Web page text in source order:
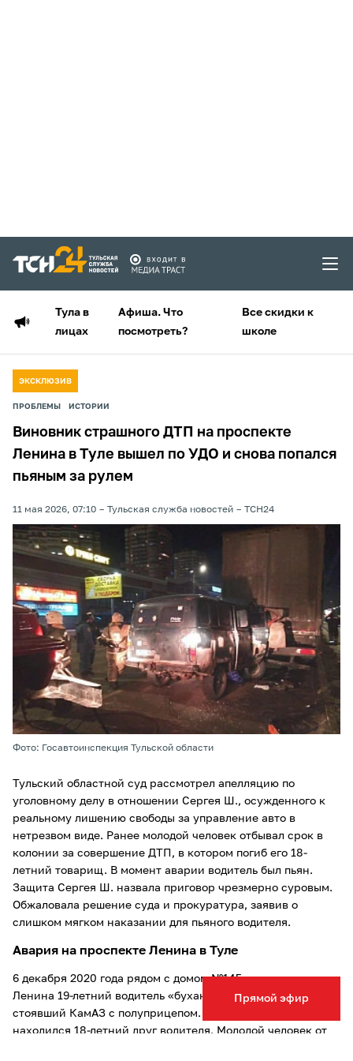
Тула в
лицах
Афиша. Что
посмотреть?
Все скидки к
школе
Прямой эфир
ЭКСКЛЮЗИВ
ПРОБЛЕМЫ ИСТОРИИ
Виновник страшного ДТП на проспекте
Ленина в Туле вышел по УДО и снова попался
пьяным за рулем
11 мая 2026, 07:10 Тульская служба новостей ТСН24
Фото: Госавтоинспекция Тульской области
Тульский областной суд рассмотрел апелляцию по
уголовному делу в отношении Сергея Ш., осужденного к
реальному лишению свободы за управление авто в
нетрезвом виде. Ранее молодой человек отбывал срок в
колонии за совершение ДТП, в котором погиб его 18-
летний товарищ. В момент аварии водитель был пьян.
Защита Сергея Ш. назвала приговор чрезмерно суровым.
Обжаловала решение суда и прокуратура, заявив о
слишком мягком наказании для пьяного водителя.
Авария на проспекте Ленина в Туле
6 декабря 2020 года рядом с домом №145 по проспекту
Ленина 19-летний водитель «буханки» Сергей Ш. въехал в
стоявший КамАЗ с полуприцепом. В салоне также
находился 18-летний друг водителя. Молодой человек от